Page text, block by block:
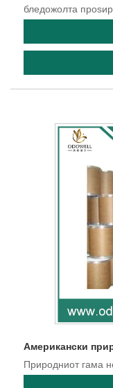
бледожолта
Американски
Природниот гама